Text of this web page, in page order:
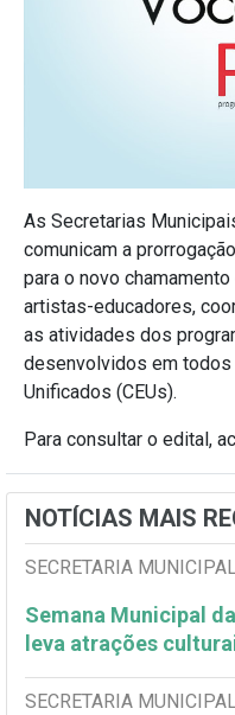
As Secretarias
comunicam a
para o novo
artistas-educadores,
as atividades dos
desenvolvidos em todos
Unificados (CEUs).
Para consultar o edital,
NOTÍCIAS MAIS
SECRETARIA
Semana Municipal
leva atrações
SECRETARIA